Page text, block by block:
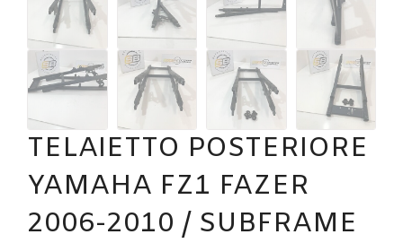
Contatti
TELAIETTO POSTERIORE
YAMAHA FZ1 FAZER
2006-2010 / SUBFRAME